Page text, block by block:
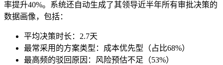
率提升40%。系统还自动生成了其领导近半年所有审批决策的
数据画像，包括：
平均决策时长：2.7天
最常采用的方案类型：成本优先型（占比68%）
最高频的驳回原因：风险预估不足（53%）